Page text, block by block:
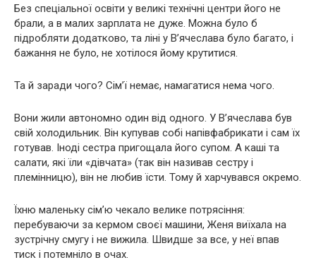
Без спеціальної освіти у великі технічні центри його не
брали, а в малих зарплата не дуже. Можна було б
підробляти додатково, та ліні у В’ячеслава було багато, і
бажання не було, не хотілося йому крутитися.
Та й заради чого? Сім’ї немає, намагатися нема чого.
Вони жили автономно один від одного. У В’ячеслава був
свій холодильник. Він купував собі напівфабрикати і сам їх
готував. Іноді сестра пригощала його супом. А каші та
салати, які їли «дівчата» (так він називав сестру і
племінницю), він не любив їсти. Тому й харчувався окремо.
Їхню маленьку сім’ю чекало велике потрясіння:
перебуваючи за кермом своєї машини, Женя виїхала на
зустрічну смугу і не вижила. Швидше за все, у неї впав
тиск і потемніло в очах.